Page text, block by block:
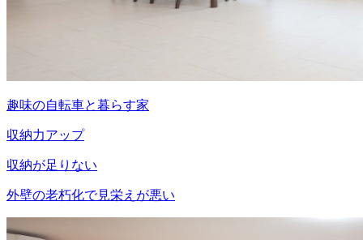
趣味の自転車と暮らす家
収納力アップ
収納が足りない
外壁の老朽化で見栄えが悪い